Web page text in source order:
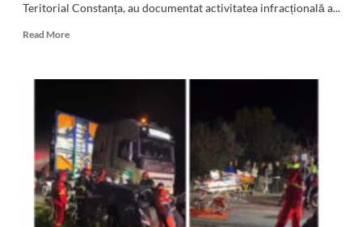
Teritorial Constanța, au documentat activitatea infracțională a...
Read MoreRead
Un
Agigea
și-
a
făcut
plantație
de
canabis